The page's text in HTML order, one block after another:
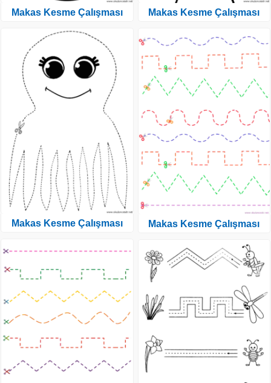
Makas Kesme Çalışması
Makas Kesme Çalışması
Makas Kesme Çalışması
Makas Kesme Çalışması